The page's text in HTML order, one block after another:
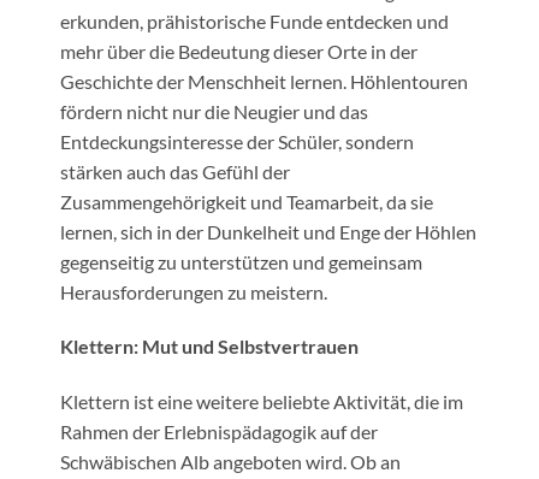
erkunden, prähistorische Funde entdecken und
mehr über die Bedeutung dieser Orte in der
Geschichte der Menschheit lernen. Höhlentouren
fördern nicht nur die Neugier und das
Entdeckungsinteresse der Schüler, sondern
stärken auch das Gefühl der
Zusammengehörigkeit und Teamarbeit, da sie
lernen, sich in der Dunkelheit und Enge der Höhlen
gegenseitig zu unterstützen und gemeinsam
Herausforderungen zu meistern.
Klettern: Mut und Selbstvertrauen
Klettern ist eine weitere beliebte Aktivität, die im
Rahmen der Erlebnispädagogik auf der
Schwäbischen Alb angeboten wird. Ob an